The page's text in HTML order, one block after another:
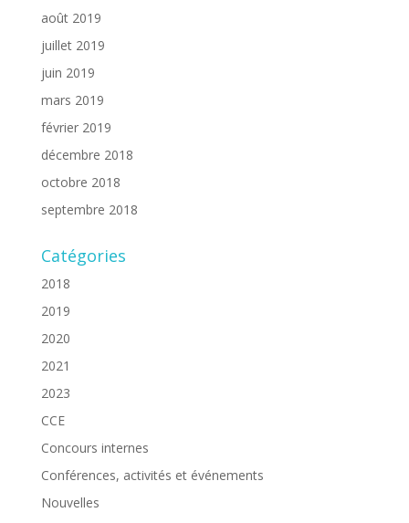
août 2019
juillet 2019
juin 2019
mars 2019
février 2019
décembre 2018
octobre 2018
septembre 2018
Catégories
2018
2019
2020
2021
2023
CCE
Concours internes
Conférences, activités et événements
Nouvelles